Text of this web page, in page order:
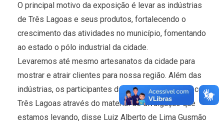
O principal motivo da exposição é levar as indústrias
de Três Lagoas e seus produtos, fortalecendo o
crescimento das atividades no município, fomentando
ao estado o pólo industrial da cidade.
Levaremos até mesmo artesanatos da cidade para
mostrar e atrair clientes para nossa região. Além das
indústrias, os participantes da feira poderão conhecer
Três Lagoas através do material de divulgação que
estamos levando, disse Luiz Alberto de Lima Gusmão